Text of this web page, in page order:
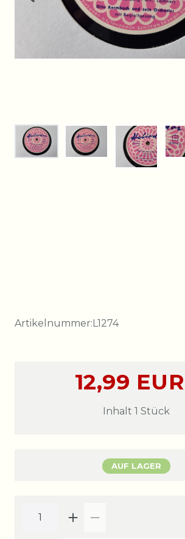
Artikelnummer:L1274
12,99 EUR
Inhalt 1 Stück
AUF LAGER